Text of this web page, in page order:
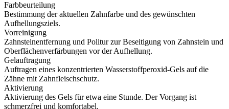
Farbbeurteilung
Bestimmung der aktuellen Zahnfarbe und des gewünschten
Aufhellungsziels.
Vorreinigung
Zahnsteinentfernung und Politur zur Beseitigung von Zahnstein und
Oberflächenverfärbungen vor der Aufhellung.
Gelauftragung
Auftragen eines konzentrierten Wasserstoffperoxid-Gels auf die
Zähne mit Zahnfleischschutz.
Aktivierung
Aktivierung des Gels für etwa eine Stunde. Der Vorgang ist
schmerzfrei und komfortabel.